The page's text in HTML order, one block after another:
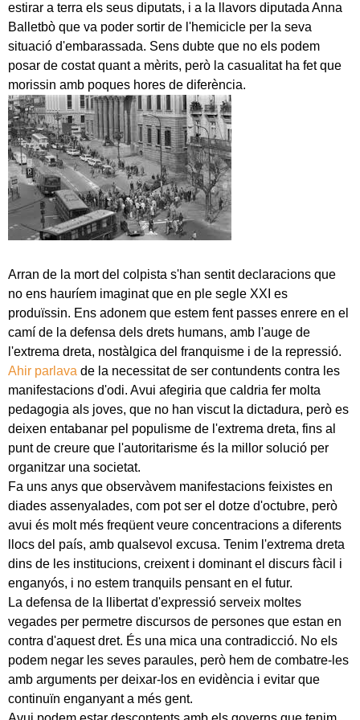
estirar a terra els seus diputats, i a la llavors diputada Anna
Balletbò que va poder sortir de l'hemicicle per la seva
situació d'embarassada. Sens dubte que no els podem
posar de costat quant a mèrits, però la casualitat ha fet que
morissin amb poques hores de diferència.
Arran de la mort del colpista s'han sentit declaracions que
no ens hauríem imaginat que en ple segle XXI es
produïssin. Ens adonem que estem fent passes enrere en el
camí de la defensa dels drets humans, amb l'auge de
l'extrema dreta, nostàlgica del franquisme i de la repressió.
Ahir parlava de la necessitat de ser contundents contra les
manifestacions d'odi. Avui afegiria que caldria fer molta
pedagogia als joves, que no han viscut la dictadura, però es
deixen entabanar pel populisme de l'extrema dreta, fins al
punt de creure que l'autoritarisme és la millor solució per
organitzar una societat.
Fa uns anys que observàvem manifestacions feixistes en
diades assenyalades, com pot ser el dotze d'octubre, però
avui és molt més freqüent veure concentracions a diferents
llocs del país, amb qualsevol excusa. Tenim l'extrema dreta
dins de les institucions, creixent i dominant el discurs fàcil i
enganyós, i no estem tranquils pensant en el futur.
La defensa de la llibertat d'expressió serveix moltes
vegades per permetre discursos de persones que estan en
contra d'aquest dret. És una mica una contradicció. No els
podem negar les seves paraules, però hem de combatre-les
amb arguments per deixar-los en evidència i evitar que
continuïn enganyant a més gent.